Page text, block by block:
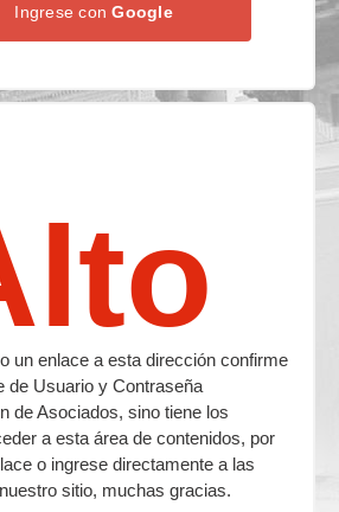
Ingrese conGoogle
un enlace a esta dirección confirme
de Usuario y Contraseña
de Asociados, sino tiene los
a esta área de contenidos, por
o ingrese directamente a las
sitio, muchas gracias.